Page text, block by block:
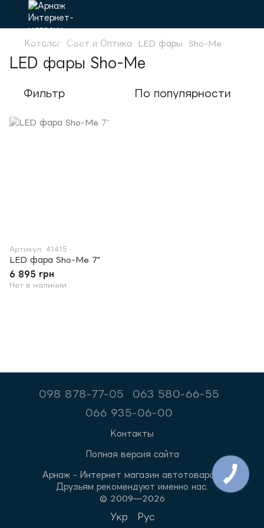
Каталог Свет и Оптика LED фары Sho-Me
LED фары Sho-Me
Фильтр По популярности
Артикул: 41415
LED фара Sho-Me 7"
6 895 грн
Нет в наличии
098 878-77-05
063 580-66-55
066 935-06-00
Контакты
Полная версия сайта
Арнаж - Интернет магазин автотоваров.
Друзьям рекомендуют именно нас.
© 2009—2026
Укр Рус